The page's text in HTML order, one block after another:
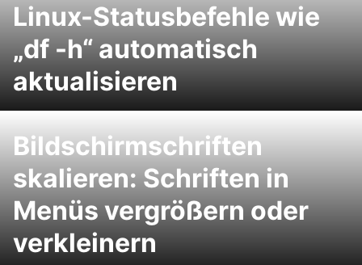
Linux-Statusbefehle wie
„df -h“ automatisch
aktualisieren
Bildschirmschriften
skalieren: Schriften in
Menüs vergrößern oder
verkleinern